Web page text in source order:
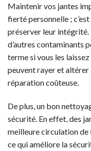
Maintenir vos jantes
fierté personnelle ;
préserver leur intégrité.
d’autres contaminants
terme si vous les
peuvent rayer et
réparation coûteuse.
De plus, un bon
sécurité. En effet, des
meilleure circulation de
ce qui améliore la